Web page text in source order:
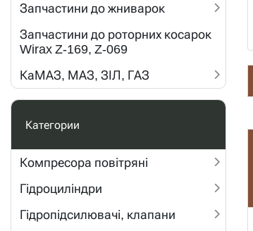
Запчастини до жниварок
Запчастини до роторних косарок
Wirax Z-169, Z-069
КаМАЗ, МАЗ, ЗІЛ, ГАЗ
Категории
Компресора повітряні
Гідроциліндри
Гідропідсилювачі, клапани